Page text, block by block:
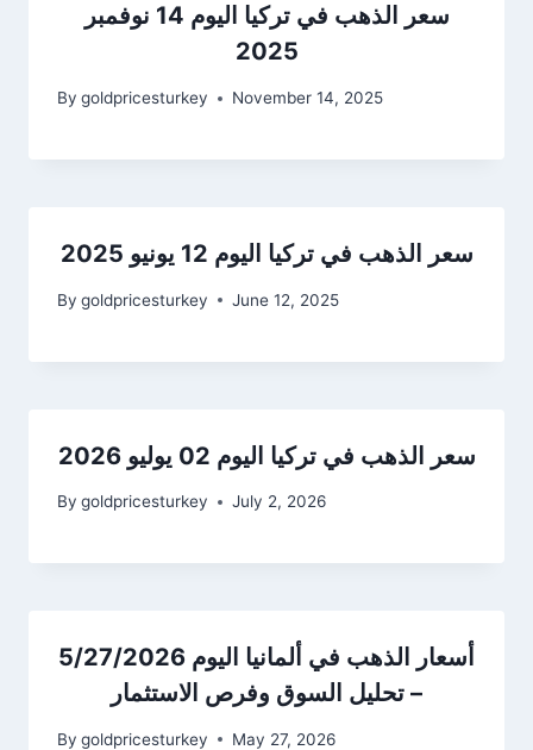
سعر الذهب في تركيا اليوم 14 نوفمبر
2025
By goldpricesturkey November 14, 2025
سعر الذهب في تركيا اليوم 12 يونيو 2025
By goldpricesturkey June 12, 2025
سعر الذهب في تركيا اليوم 02 يوليو 2026
By goldpricesturkey July 2, 2026
أسعار الذهب في ألمانيا اليوم 5/27/2026
– تحليل السوق وفرص الاستثمار
By goldpricesturkey May 27, 2026